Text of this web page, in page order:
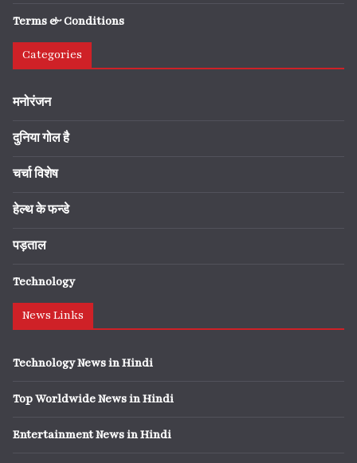
Terms & Conditions
Categories
मनोरंजन
दुनिया गोल है
चर्चा विशेष
हेल्थ के फन्डे
पड़ताल
Technology
News Links
Technology News in Hindi
Top Worldwide News in Hindi
Entertainment News in Hindi